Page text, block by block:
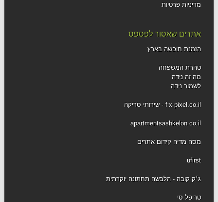
מדיניות פרטיות
אתרים שאסור לפספס
הזמנת חופשה בארץ
טהרת המשפחה
מה זה נידה
לשמור נידה
fix-pixel.co.il - שירותי סריקה
apartmentsashkelon.co.il
מסה מדיה קידום אתרים
ufirst
ג׳ק קובה - הלבשה תחתונה יוקרתית
טריפל סי